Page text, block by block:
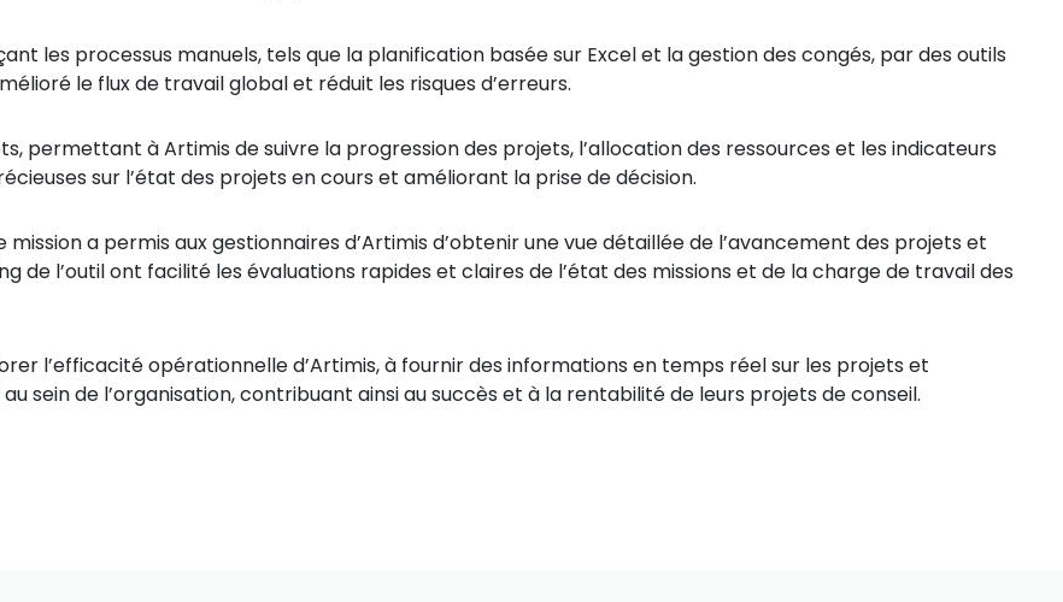
les processus manuels, tels que la planification basée sur Excel et la gestion des congés, par des outils
le flux de travail global et réduit les risques d’erreurs.
permettant à Artimis de suivre la progression des projets, l’allocation des ressources et les indicateurs
sur l’état des projets en cours et améliorant la prise de décision.
a permis aux gestionnaires d’Artimis d’obtenir une vue détaillée de l’avancement des projets et
de l’outil ont facilité les évaluations rapides et claires de l’état des missions et de la charge de travail des
l’efficacité opérationnelle d’Artimis, à fournir des informations en temps réel sur les projets et
sein de l’organisation, contribuant ainsi au succès et à la rentabilité de leurs projets de conseil.